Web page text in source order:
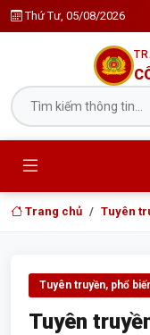
Thứ Tư, 05/08/2026
Trang chủ Tuyên
Tuyên truyền, phổ
Tuyên